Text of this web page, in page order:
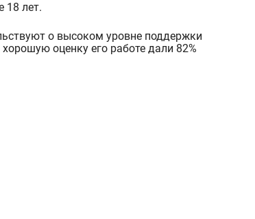
18 лет.
о высоком уровне поддержки
оценку его работе дали 82%